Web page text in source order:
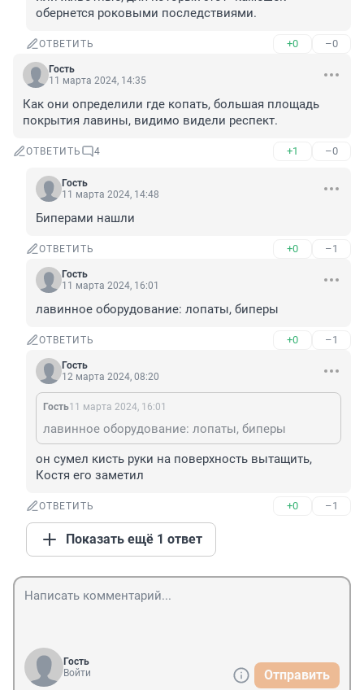
обернется роковыми последствиями.
ОТВЕТИТЬ +0 –0
Гость
11 марта 2024, 14:35
Как они определили где копать, большая площадь
покрытия лавины, видимо видели респект.
ОТВЕТИТЬ 4 +1 –0
Гость
11 марта 2024, 14:48
Биперами нашли
ОТВЕТИТЬ +0 –1
Гость
11 марта 2024, 16:01
лавинное оборудование: лопаты, биперы
ОТВЕТИТЬ +0 –1
Гость
12 марта 2024, 08:20
Гость11 марта 2024, 16:01
лавинное оборудование: лопаты, биперы
он сумел кисть руки на поверхность вытащить,
Костя его заметил
ОТВЕТИТЬ +0 –1
Показать ещё 1 ответ
Гость
Войти
Отправить